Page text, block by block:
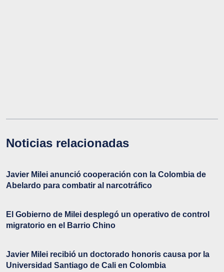
Noticias relacionadas
Javier Milei anunció cooperación con la Colombia de
Abelardo para combatir al narcotráfico
El Gobierno de Milei desplegó un operativo de control
migratorio en el Barrio Chino
Javier Milei recibió un doctorado honoris causa por la
Universidad Santiago de Cali en Colombia